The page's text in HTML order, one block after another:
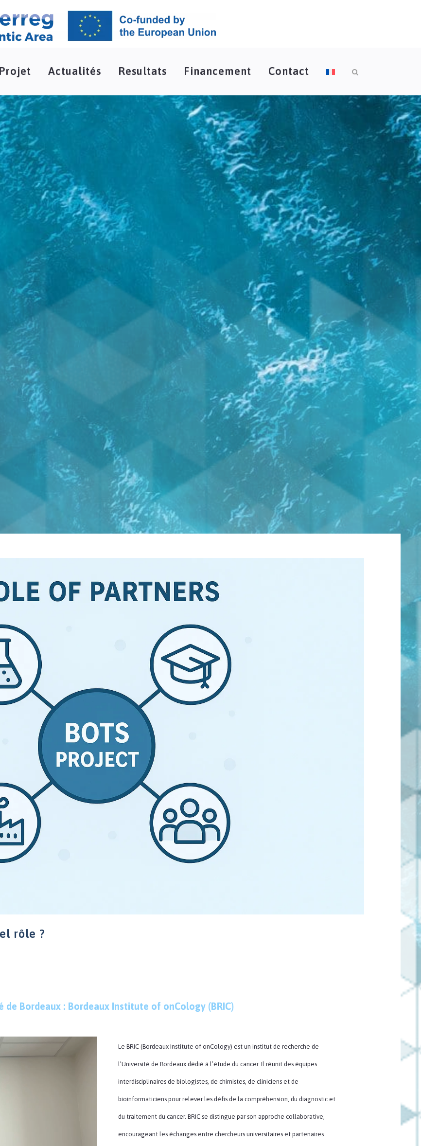
Projet Actualités Resultats Financement Contact
rôle ?
de Bordeaux : Bordeaux Institute of onCology (BRIC)
Le BRIC (Bordeaux Institute of onCology) est un institut de recherche de
l’Université de Bordeaux dédié à l’étude du cancer. Il réunit des équipes
interdisciplinaires de biologistes, de chimistes, de cliniciens et de
bioinformaticiens pour relever les défis de la compréhension, du diagnostic et
du traitement du cancer. BRIC se distingue par son approche collaborative,
encourageant les échanges entre chercheurs universitaires et partenaires